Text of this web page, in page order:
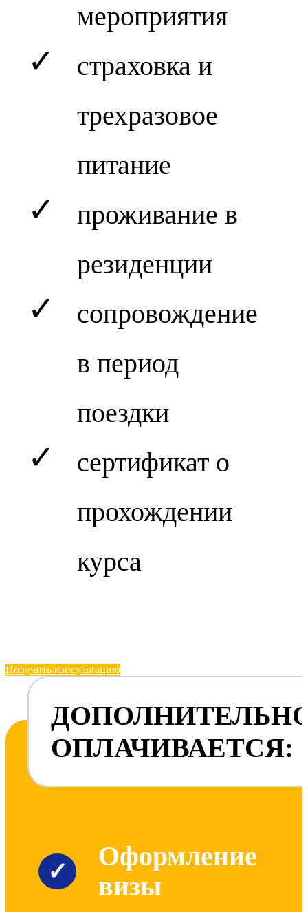
мероприятия
✓
страховка и
трехразовое
питание
✓
проживание в
резиденции
✓
сопровождение
в период
поездки
✓
сертификат о
прохождении
курса
Получить консультацию
ОПЛАЧИВАЕТСЯ:
✓
Оформление
визы